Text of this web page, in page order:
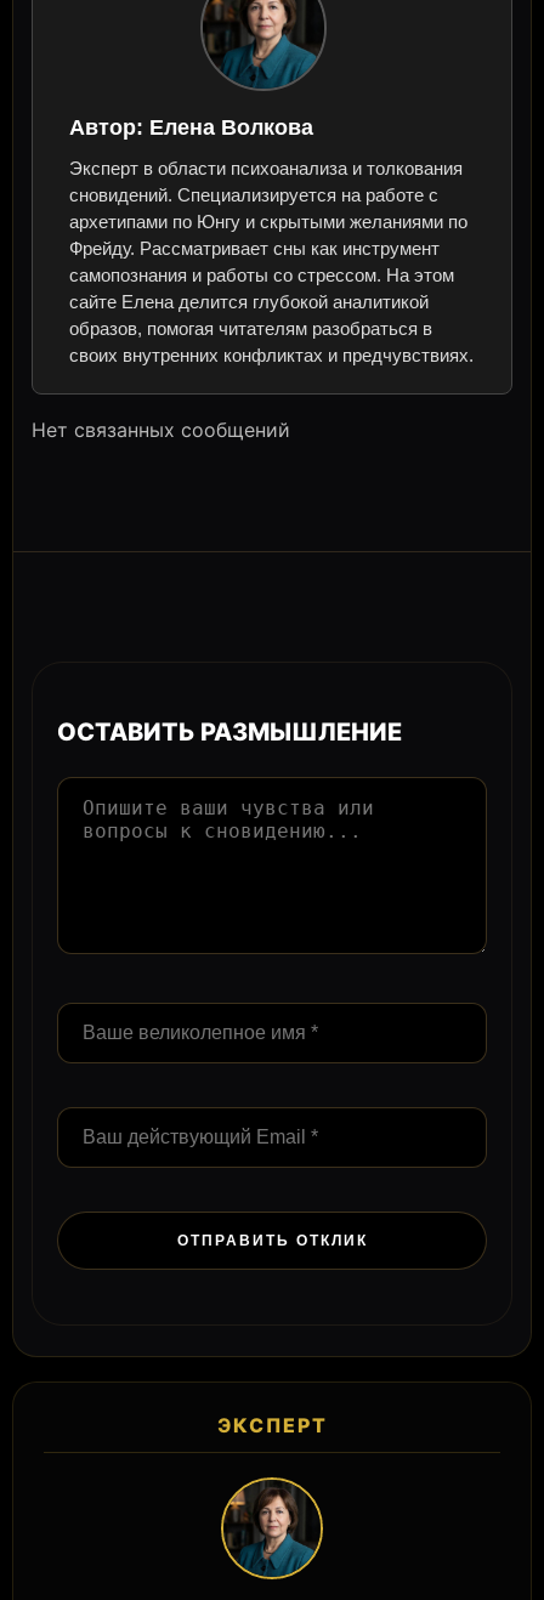
Автор: Елена Волкова
Эксперт в области психоанализа и толкования
сновидений. Специализируется на работе с
архетипами по Юнгу и скрытыми желаниями по
Фрейду. Рассматривает сны как инструмент
самопознания и работы со стрессом. На этом
сайте Елена делится глубокой аналитикой
образов, помогая читателям разобраться в
своих внутренних конфликтах и предчувствиях.
Нет связанных сообщений
ОСТАВИТЬ РАЗМЫШЛЕНИЕ
ЭКСПЕРТ